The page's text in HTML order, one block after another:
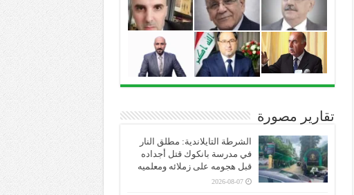
تقارير مصورة
الشرطة التايلاندية: مطلق النار
في مدرسة بانكوك قتل أجداده
قبل هجومه على زملائه ومعلميه
2026-08-07